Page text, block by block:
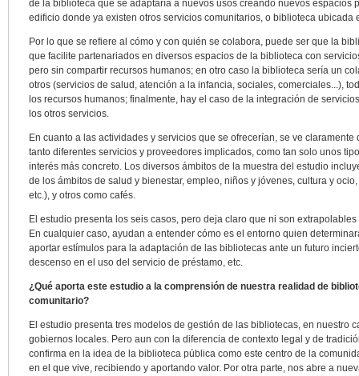
de la biblioteca que se adaptaría a nuevos usos creando nuevos espacios
edificio donde ya existen otros servicios comunitarios, o biblioteca
Por lo que se refiere al cómo y con quién se colabora, puede ser que la
que facilite partenariados en diversos espacios de la biblioteca con
pero sin compartir recursos humanos; en otro caso la biblioteca sería un
otros (servicios de salud, atención a la infancia, sociales, comerciales...),
los recursos humanos; finalmente, hay el caso de la integración de
los otros servicios.
En cuanto a las actividades y servicios que se ofrecerían, se ve
tanto diferentes servicios y proveedores implicados, como tan solo unos
interés más concreto. Los diversos ámbitos de la muestra del estudio
de los ámbitos de salud y bienestar, empleo, niños y jóvenes, cultura y
etc.), y otros como cafés.
El estudio presenta los seis casos, pero deja claro que ni son
En cualquier caso, ayudan a entender cómo es el entorno quien
aportar estímulos para la adaptación de las bibliotecas ante un futuro
descenso en el uso del servicio de préstamo, etc.
¿Qué aporta este estudio a la comprensión de nuestra realidad de
comunitario?
El estudio presenta tres modelos de gestión de las bibliotecas, en nuestro
gobiernos locales. Pero aun con la diferencia de contexto legal y de
confirma en la idea de la biblioteca pública como este centro de la
en el que vive, recibiendo y aportando valor. Por otra parte, nos abre a